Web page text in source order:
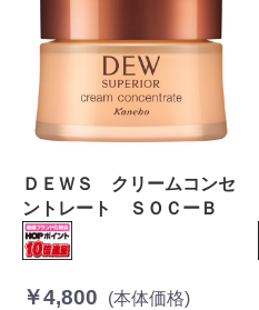
ＤＥＷＳ クリームコンセ
ントレート ＳＯＣーＢ
￥4,800
(本体価格)